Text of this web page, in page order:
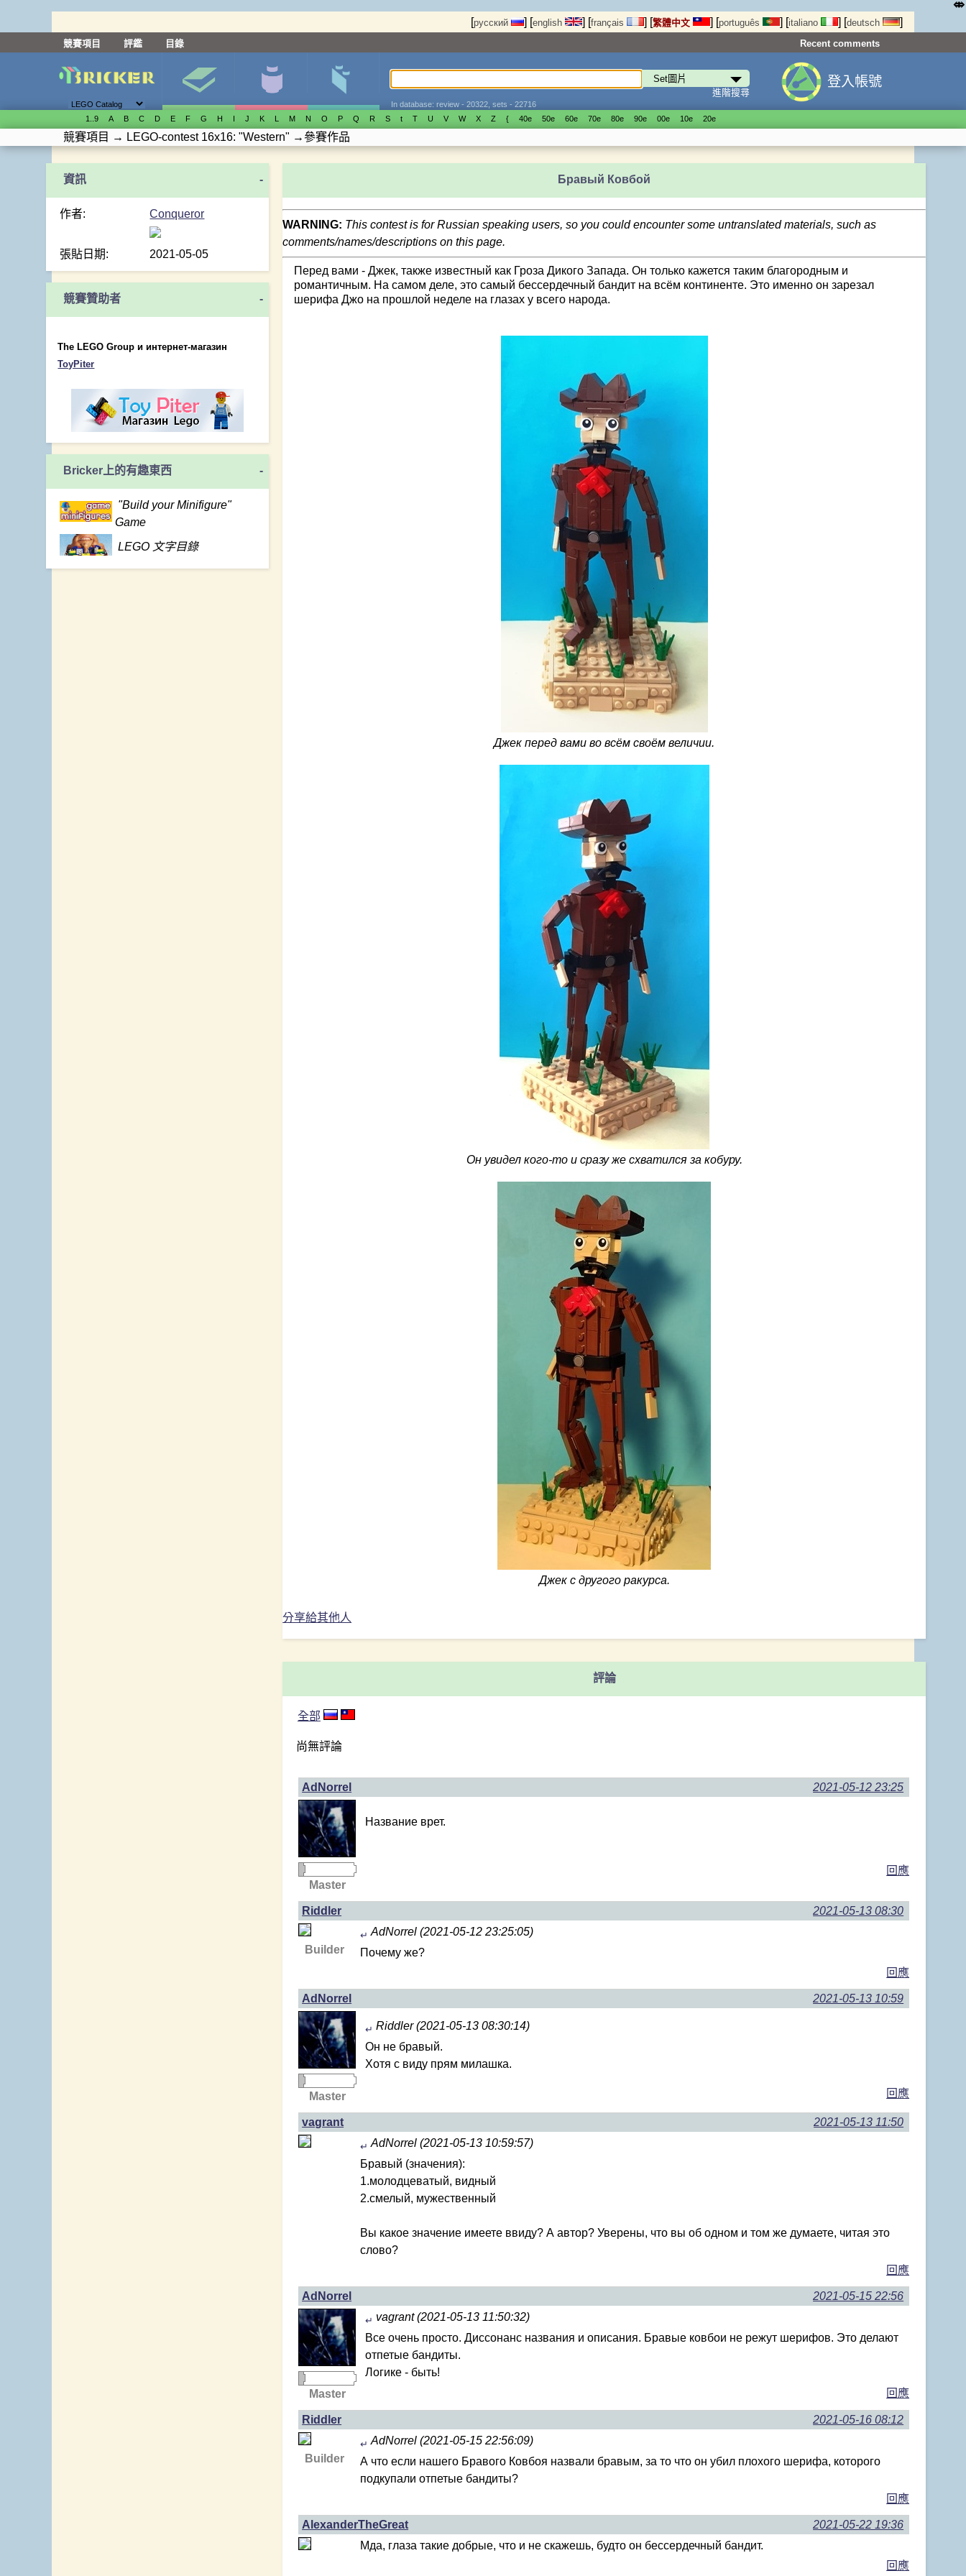
[русский ] [english ] [français ] [繁體中文 ] [português ] [italiano ] [deutsch ]
競賽項目 評鑑 目錄 Recent comments
進階搜尋
In database: review - 20322, sets - 22716
登入帳號
1..9 A B C D E F G H I J K L M N O P Q R S t T U V W X Z { 40е 50е 60е 70е 80е 90е 00е 10е 20е
競賽項目 → LEGO-contest 16x16: "Western" →參賽作品
-
作者: Conqueror
張貼日期: 2021-05-05
競賽贊助者 -
The LEGO Group и интернет-магазин
ToyPiter
Bricker上的有趣東西 -
"Build your Minifigure"
Game
LEGO 文字目錄
Бравый Ковбой
WARNING: This contest is for Russian speaking users, so you could encounter some untranslated materials, such as
comments/names/descriptions on this page.
Перед вами - Джек, также известный как Гроза Дикого Запада. Он только кажется таким благородным и
романтичным. На самом деле, это самый бессердечный бандит на всём континенте. Это именно он зарезал
шерифа Джо на прошлой неделе на глазах у всего народа.
Джек перед вами во всём своём величии.
Он увидел кого-то и сразу же схватился за кобуру.
Джек с другого ракурса.
分享給其他人
評論
全部
尚無評論
AdNorrel 2021-05-12 23:25
Master
Название врет.
回應
Riddler 2021-05-13 08:30
Builder
↵ AdNorrel (2021-05-12 23:25:05)
Почему же?
回應
AdNorrel 2021-05-13 10:59
Master
↵ Riddler (2021-05-13 08:30:14)
Он не бравый.
Хотя с виду прям милашка.
回應
vagrant 2021-05-13 11:50
↵ AdNorrel (2021-05-13 10:59:57)
Бравый (значения):
1.молодцеватый, видный
2.смелый, мужественный
Вы какое значение имеете ввиду? А автор? Уверены, что вы об одном и том же думаете, читая это
слово?
回應
AdNorrel 2021-05-15 22:56
Master
↵ vagrant (2021-05-13 11:50:32)
Все очень просто. Диссонанс названия и описания. Бравые ковбои не режут шерифов. Это делают
отпетые бандиты.
Логике - быть!
回應
Riddler 2021-05-16 08:12
Builder
↵ AdNorrel (2021-05-15 22:56:09)
А что если нашего Бравого Ковбоя назвали бравым, за то что он убил плохого шерифа, которого
подкупали отпетые бандиты?
回應
AlexanderTheGreat
2021-05-22 19:36
Мда, глаза такие добрые, что и не скажешь, будто он бессердечный бандит.
回應
⤄